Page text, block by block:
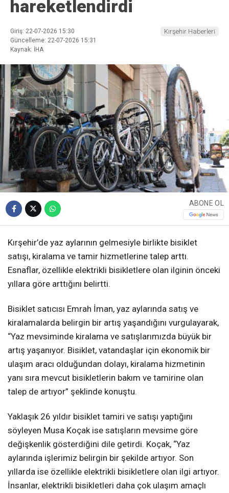
hareketlendirdi
Giriş: 22-07-2026 15:30
Güncelleme: 22-07-2026 15:31
Kaynak: İHA
Kırşehir Haberleri
ABONE OL
Kırşehir’de yaz aylarının gelmesiyle birlikte bisiklet
satışı, kiralama ve tamir hizmetlerine talep arttı.
Esnaflar, özellikle elektrikli bisikletlere olan ilginin önceki
yıllara göre arttığını belirtti.
Bisiklet satıcısı Emrah İman, yaz aylarında satış ve
kiralamalarda belirgin bir artış yaşandığını vurgulayarak,
“Yaz mevsiminde kiralama ve satışlarımızda büyük bir
artış yaşanıyor. Bisiklet, vatandaşlar için ekonomik bir
ulaşım aracı olduğundan dolayı, kiralama hizmetinin
yanı sıra mevcut bisikletlerin bakım ve tamirine olan
talep de artıyor” şeklinde konuştu.
Yaklaşık 26 yıldır bisiklet tamiri ve satışı yaptığını
söyleyen Musa Koçak ise satışların mevsime göre
değişkenlik gösterdiğini dile getirdi. Koçak, “Yaz
aylarında işlerimiz belirgin bir şekilde artıyor. Son
yıllarda ise özellikle elektrikli bisikletlere olan ilgi artıyor.
İnsanlar, elektrikli bisikletleri daha çok ulaşım amaçlı